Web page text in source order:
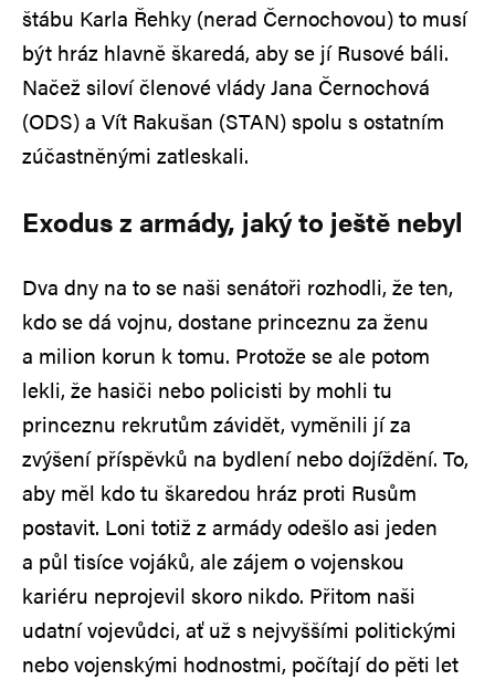
štábu Karla Řehky (nerad Černochovou) to musí
být hráz hlavně škaredá, aby se jí Rusové báli.
Načež siloví členové vlády Jana Černochová
(ODS) a Vít Rakušan (STAN) spolu s ostatním
zúčastněnými zatleskali.
Exodus z armády, jaký to ještě nebyl
Dva dny na to se naši senátoři rozhodli, že ten,
kdo se dá vojnu, dostane princeznu za ženu
a milion korun k tomu. Protože se ale potom
lekli, že hasiči nebo policisti by mohli tu
princeznu rekrutům závidět, vyměnili jí za
zvýšení příspěvků na bydlení nebo dojíždění. To,
aby měl kdo tu škaredou hráz proti Rusům
postavit. Loni totiž z armády odešlo asi jeden
a půl tisíce vojáků, ale zájem o vojenskou
kariéru neprojevil skoro nikdo. Přitom naši
udatní vojevůdci, ať už s nejvyššími politickými
nebo vojenskými hodnostmi, počítají do pěti let